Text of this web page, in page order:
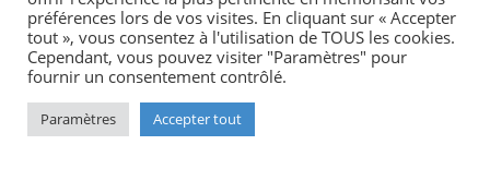
préférences lors de vos visites. En cliquant sur « Accepter
tout », vous consentez à l'utilisation de TOUS les cookies.
Cependant, vous pouvez visiter "Paramètres" pour
fournir un consentement contrôlé.
Paramètres Accepter tout